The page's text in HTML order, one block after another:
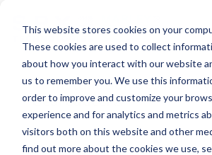
This website stores cookies on your
These cookies are used to collect
about how you interact with our website
us to remember you. We use this
order to improve and customize your
experience and for analytics and metrics
visitors both on this website and other
find out more about the cookies we use,
Installation des
Geareducer®
Zurück